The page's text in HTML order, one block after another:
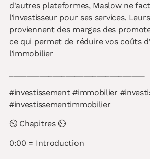
d'autres plateformes, Maslow ne
l’investisseur pour ses services.
proviennent des marges des
ce qui permet de réduire vos coûts
l’immobilier
#investissement #immobilier
#investissementimmobilier
⏲ Chapitres ⏲
0:00 = Introduction